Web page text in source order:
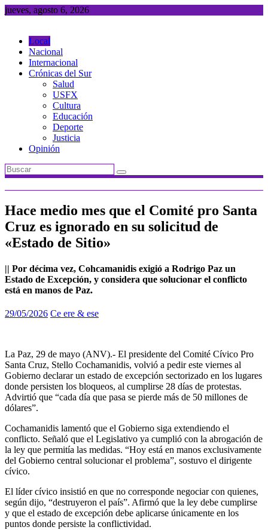
Saltar
jueves, agosto 6, 2026
Local
Nacional
Internacional
Crónicas del Sur
Salud
USFX
Cultura
Educación
Deporte
Justicia
Opinión
Hace medio mes que el Comité pro Santa
Cruz es ignorado en su solicitud de
«Estado de Sitio»
|| Por décima vez, Cohcamanidis exigió a Rodrigo Paz un
Estado de Excepción, y considera que solucionar el conflicto
está en manos de Paz.
29/05/2026 Ce ere & ese
La Paz, 29 de mayo (ANV).- El presidente del Comité Cívico Pro
Santa Cruz, Stello Cochamanidis, volvió a pedir este viernes al
Gobierno declarar un estado de excepción sectorizado en los lugares
donde persisten los bloqueos, al cumplirse 28 días de protestas.
Advirtió que “cada día que pasa se pierde más de 50 millones de
dólares”.
Cochamanidis lamentó que el Gobierno siga extendiendo el
conflicto. Señaló que el Legislativo ya cumplió con la abrogación de
la ley que permitía las medidas. “Hoy está en manos exclusivamente
del Gobierno central solucionar el problema”, sostuvo el dirigente
cívico.
El líder cívico insistió en que no corresponde negociar con quienes,
según dijo, “destruyeron el país”. Afirmó que la ley debe cumplirse
y que el estado de excepción debe aplicarse únicamente en los
puntos donde persiste la conflictividad.